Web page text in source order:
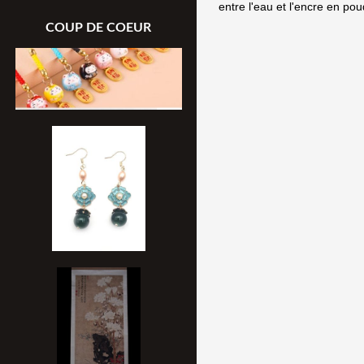
COUP DE COEUR
entre l'eau et l'encre en